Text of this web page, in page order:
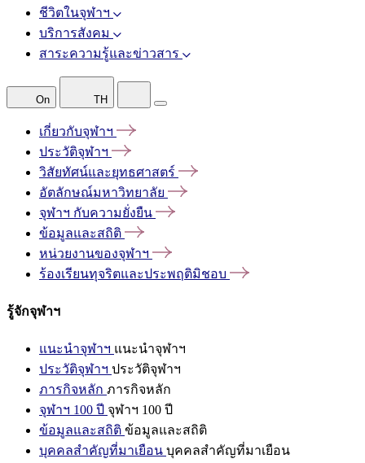
ชีวิตในจุฬาฯ
บริการสังคม
สาระความรู้และข่าวสาร
On TH
เกี่ยวกับจุฬาฯ
ประวัติจุฬาฯ
วิสัยทัศน์และยุทธศาสตร์
อัตลักษณ์มหาวิทยาลัย
จุฬาฯ กับความยั่งยืน
ข้อมูลและสถิติ
หน่วยงานของจุฬาฯ
ร้องเรียนทุจริตและประพฤติมิชอบ
รู้จักจุฬาฯ
แนะนำจุฬาฯ แนะนำจุฬาฯ
ประวัติจุฬาฯ ประวัติจุฬาฯ
ภารกิจหลัก ภารกิจหลัก
จุฬาฯ 100 ปี จุฬาฯ 100 ปี
ข้อมูลและสถิติ ข้อมูลและสถิติ
บุคคลสำคัญที่มาเยือน บุคคลสำคัญที่มาเยือน